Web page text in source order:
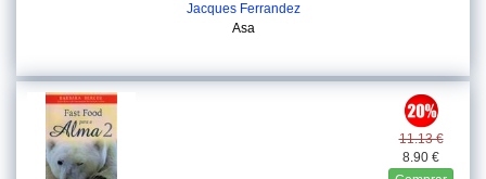
Jacques Ferrandez
Asa
11.13 €
8.90 €